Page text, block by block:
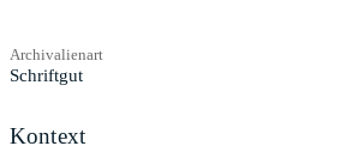
Archivalienart
Schriftgut
Kontext